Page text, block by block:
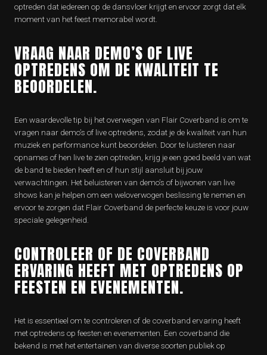
optreden dat iedereen op de dansvloer krijgt en ervoor zorgt dat elk
moment van het feest memorabel wordt.
VRAAG NAAR DEMO’S OF LIVE
OPTREDENS OM DE KWALITEIT TE
BEOORDELEN.
Een waardevolle tip bij het overwegen van Flair Coverband is om te
vragen naar demo’s of live optredens, zodat je de kwaliteit van hun
muziek en performance kunt beoordelen. Door te luisteren naar
opnames of hen live te zien optreden, krijg je een goed beeld van wat
de band te bieden heeft en of hun stijl aansluit bij jouw
verwachtingen. Het beluisteren van demo’s of bijwonen van live
shows kan je helpen om een weloverwogen beslissing te nemen en
ervoor te zorgen dat Flair Coverband de perfecte keuze is voor jouw
speciale gelegenheid.
CONTROLEER OF DE COVERBAND
ERVARING HEEFT MET OPTREDENS OP
FEESTEN EN EVENEMENTEN.
Het is essentieel om te controleren of de coverband ervaring heeft
met optredens op feesten en evenementen. Een coverband die
bekend is met het entertainen van diverse soorten publiek op